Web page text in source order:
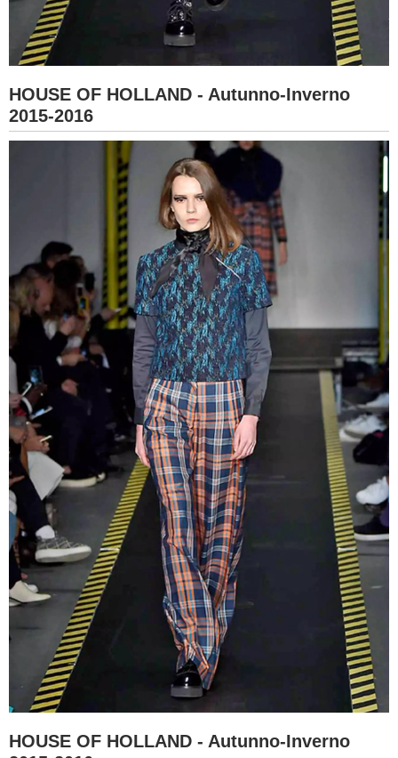
HOUSE OF HOLLAND - Autunno-Inverno
2015-2016
HOUSE OF HOLLAND - Autunno-Inverno